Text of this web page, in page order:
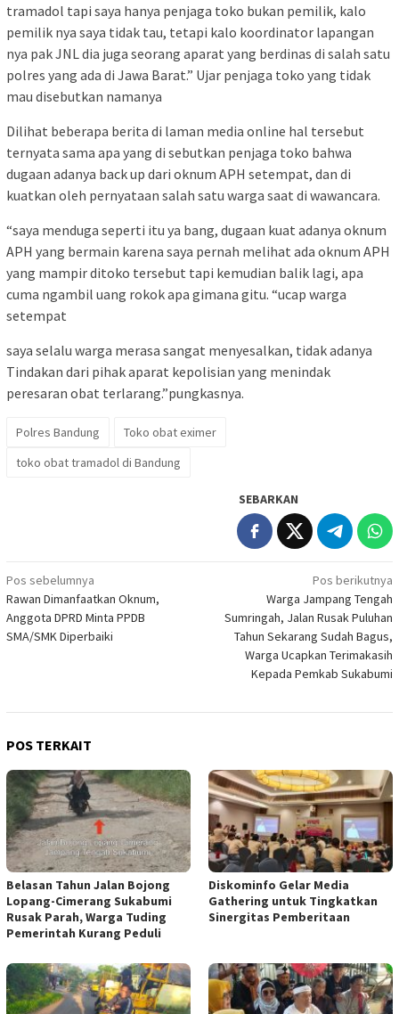
tramadol tapi saya hanya penjaga toko bukan pemilik, kalo
pemilik nya saya tidak tau, tetapi kalo koordinator lapangan
nya pak JNL dia juga seorang aparat yang berdinas di salah satu
polres yang ada di Jawa Barat.” Ujar penjaga toko yang tidak
mau disebutkan namanya
Dilihat beberapa berita di laman media online hal tersebut
ternyata sama apa yang di sebutkan penjaga toko bahwa
dugaan adanya back up dari oknum APH setempat, dan di
kuatkan oleh pernyataan salah satu warga saat di wawancara.
“saya menduga seperti itu ya bang, dugaan kuat adanya oknum
APH yang bermain karena saya pernah melihat ada oknum APH
yang mampir ditoko tersebut tapi kemudian balik lagi, apa
cuma ngambil uang rokok apa gimana gitu. “ucap warga
setempat
saya selalu warga merasa sangat menyesalkan, tidak adanya
Tindakan dari pihak aparat kepolisian yang menindak
peresaran obat terlarang.”pungkasnya.
Polres Bandung
Toko obat eximer
toko obat tramadol di Bandung
SEBARKAN
Navigasi
pos
Pos sebelumnya
Rawan Dimanfaatkan Oknum,
Anggota DPRD Minta PPDB
SMA/SMK Diperbaiki
Pos berikutnya
Warga Jampang Tengah
Sumringah, Jalan Rusak Puluhan
Tahun Sekarang Sudah Bagus,
Warga Ucapkan Terimakasih
Kepada Pemkab Sukabumi
POS TERKAIT
Belasan Tahun Jalan Bojong
Lopang-Cimerang Sukabumi
Rusak Parah, Warga Tuding
Pemerintah Kurang Peduli
Diskominfo Gelar Media
Gathering untuk Tingkatkan
Sinergitas Pemberitaan